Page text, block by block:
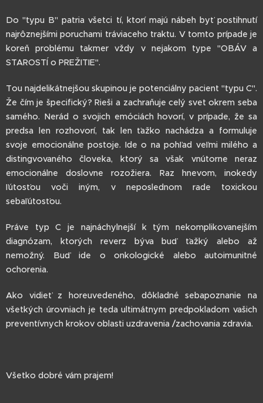
Do "typu B" patria všetci tí, ktorí majú nábeh byť postihnutí
najrôznejšími poruchami tráviaceho traktu. V tomto prípade je
koreň problému takmer vždy v nejakom type "OBÁV a
STAROSTÍ o PREŽITIE".
Tou najdelikátnejšou skupinou je potenciálny pacient "typu C".
Že čím je špecifický? Rieši a zachraňuje celý svet okrem seba
samého. Nerád o svojich emóciách hovorí, v prípade, že sa
predsa len rozhovorí, tak len ťažko nachádza a formuluje
svoje emocionálne postoje. Ide o na pohľad veľmi milého a
distingvovaného človeka, ktorý sa však vnútorne neraz
emocionálne doslovne rozožiera. Raz hnevom, inokedy
ľútosťou voči iným, v neposlednom rade toxickou
sebaľútosťou.
Práve typ C je najnáchylnejší k tým nekomplikovanejším
diagnózam, ktorých reverz býva buď ťažký alebo až
nemožný. Buď ide o onkologické alebo autoimunitné
ochorenia.
Ako vidieť z horeuvedeného, dôkladné sebapoznanie na
všetkých úrovniach je teda ultimátnym predpokladom vašich
preventívnych krokov oblasti uzdravenia /zachovania zdravia.
Všetko dobré vám prajem!